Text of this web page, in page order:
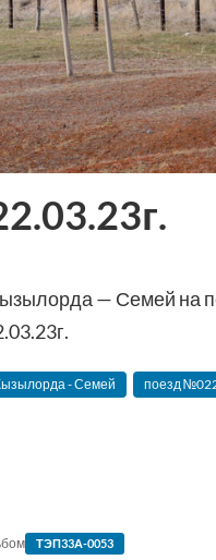
— Семей на
- Семей поезд
ТЭП33А-0053